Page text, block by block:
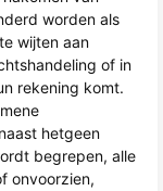
worden als
wijten aan
of in
rekening komt.
hetgeen
begrepen, alle
onvoorzien,